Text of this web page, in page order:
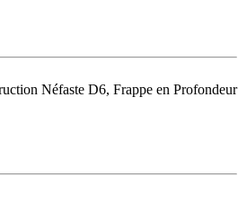
Néfaste D6, Frappe en Profondeur